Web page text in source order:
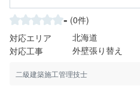
- (0件)
対応エリア
北海道
対応工事
外壁張り替え
二級建築施工管理技士